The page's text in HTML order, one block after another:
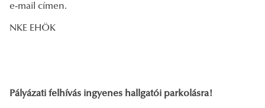
e-mail címen.
NKE EHÖK
Pályázati felhívás ingyenes hallgatói parkolásra!